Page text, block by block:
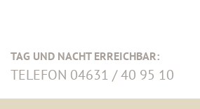
TAG UND NACHT ERREICHBAR:
TELEFON 04631 / 40 95 10